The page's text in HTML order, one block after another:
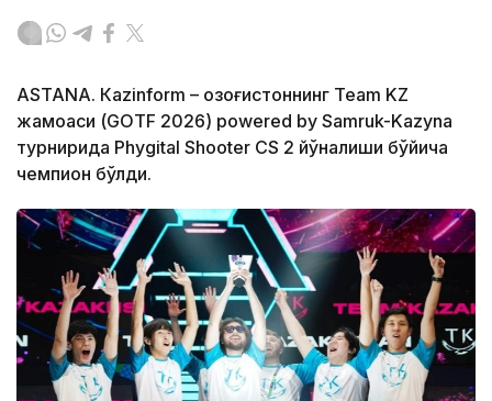
ASTANА. Кazinform – Қозоғистоннинг Team KZ
жамоаси (GOTF 2026) powered by Samruk-Kazyna
турнирида Phygital Shooter CS 2 йўналиши бўйича
чемпион бўлди.